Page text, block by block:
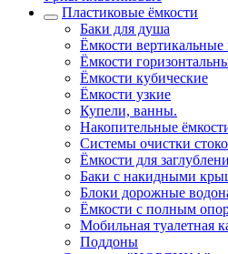
Пластиковые ёмкости
Баки для душа
Ёмкости
Ёмкости
Ёмкости кубические
Ёмкости узкие
Купели, ванны.
Накопительные
Системы очистки
Ёмкости для
Баки с накидными
Блоки дорожные
Ёмкости с полным
Мобильная туалетная
Поддоны